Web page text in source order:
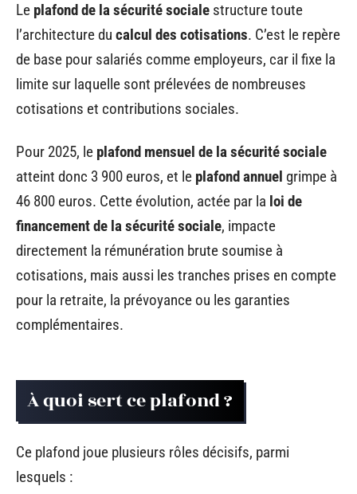
Le plafond de la sécurité sociale structure toute
l’architecture du calcul des cotisations. C’est le repère
de base pour salariés comme employeurs, car il fixe la
limite sur laquelle sont prélevées de nombreuses
cotisations et contributions sociales.
Pour 2025, le plafond mensuel de la sécurité sociale
atteint donc 3 900 euros, et le plafond annuel grimpe à
46 800 euros. Cette évolution, actée par la loi de
financement de la sécurité sociale, impacte
directement la rémunération brute soumise à
cotisations, mais aussi les tranches prises en compte
pour la retraite, la prévoyance ou les garanties
complémentaires.
À quoi sert ce plafond ?
Ce plafond joue plusieurs rôles décisifs, parmi
lesquels :